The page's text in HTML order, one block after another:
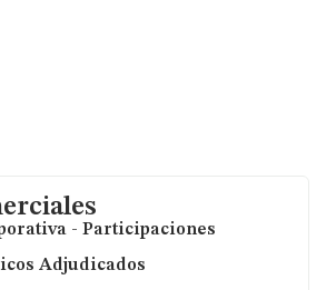
- Participaciones
Adjudicados